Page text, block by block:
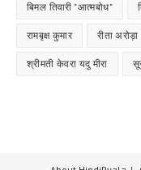
बिमल तिवारी "आत्मबोध"
रामबृक्ष कुमार रीता अरोड़ा
श्रीमती केवरा यदु मीरा